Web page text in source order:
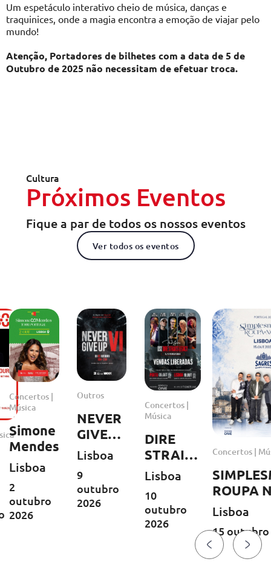
Um espetáculo interativo cheio de música, danças e
traquinices, onde a magia encontra a emoção de viajar pelo
mundo!
Atenção, Portadores de bilhetes com a data de 5 de
Outubro de 2025 não necessitam de efetuar troca.
Cultura
Próximos Eventos
Fique a par de todos os nossos eventos
Ver todos os eventos
Concertos |
Música
Simone
Mendes
Lisboa
2
outubro
2026
Outros
NEVER
GIVE
UP VI
Lisboa
9
outubro
2026
Concertos |
Música
DIRE
STRAITS
LEGACY
Tour
2026
Lisboa
10
outubro
2026
Concertos |
ROUPA
Lisboa
15 outubro